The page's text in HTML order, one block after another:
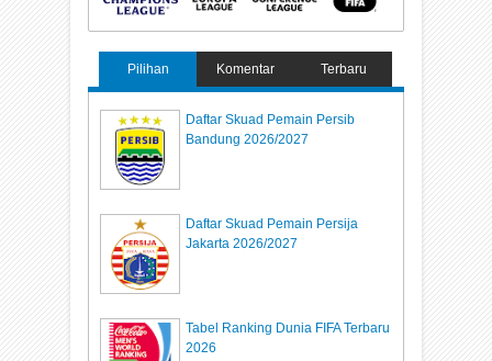
Pilihan Komentar Terbaru
Daftar Skuad Pemain Persib
Bandung 2026/2027
Daftar Skuad Pemain Persija
Jakarta 2026/2027
Tabel Ranking Dunia FIFA Terbaru
2026